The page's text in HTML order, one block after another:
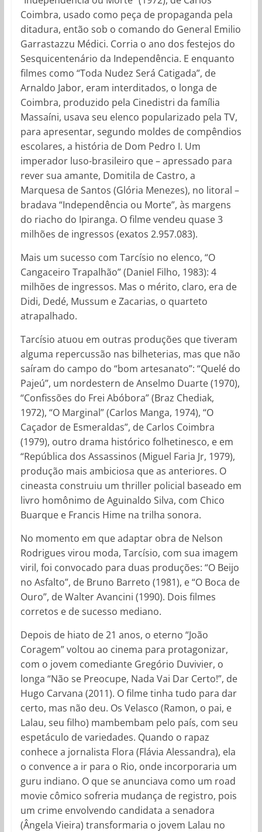
Coimbra, usado como peça de propaganda pela
ditadura, então sob o comando do General Emilio
Garrastazzu Médici. Corria o ano dos festejos do
Sesquicentenário da Independência. E enquanto
filmes como “Toda Nudez Será Catigada”, de
Arnaldo Jabor, eram interditados, o longa de
Coimbra, produzido pela Cinedistri da família
Massaíni, usava seu elenco popularizado pela TV,
para apresentar, segundo moldes de compêndios
escolares, a história de Dom Pedro I. Um
imperador luso-brasileiro que – apressado para
rever sua amante, Domitila de Castro, a
Marquesa de Santos (Glória Menezes), no litoral –
bradava “Independência ou Morte”, às margens
do riacho do Ipiranga. O filme vendeu quase 3
milhões de ingressos (exatos 2.957.083).
Mais um sucesso com Tarcísio no elenco, “O
Cangaceiro Trapalhão” (Daniel Filho, 1983): 4
milhões de ingressos. Mas o mérito, claro, era de
Didi, Dedé, Mussum e Zacarias, o quarteto
atrapalhado.
Tarcísio atuou em outras produções que tiveram
alguma repercussão nas bilheterias, mas que não
saíram do campo do “bom artesanato”: “Quelé do
Pajeú”, um nordestern de Anselmo Duarte (1970),
“Confissões do Frei Abóbora” (Braz Chediak,
1972), “O Marginal” (Carlos Manga, 1974), “O
Caçador de Esmeraldas”, de Carlos Coimbra
(1979), outro drama histórico folhetinesco, e em
“República dos Assassinos (Miguel Faria Jr, 1979),
produção mais ambiciosa que as anteriores. O
cineasta construiu um thriller policial baseado em
livro homônimo de Aguinaldo Silva, com Chico
Buarque e Francis Hime na trilha sonora.
No momento em que adaptar obra de Nelson
Rodrigues virou moda, Tarcísio, com sua imagem
viril, foi convocado para duas produções: “O Beijo
no Asfalto”, de Bruno Barreto (1981), e “O Boca de
Ouro”, de Walter Avancini (1990). Dois filmes
corretos e de sucesso mediano.
Depois de hiato de 21 anos, o eterno “João
Coragem” voltou ao cinema para protagonizar,
com o jovem comediante Gregório Duvivier, o
longa “Não se Preocupe, Nada Vai Dar Certo!”, de
Hugo Carvana (2011). O filme tinha tudo para dar
certo, mas não deu. Os Velasco (Ramon, o pai, e
Lalau, seu filho) mambembam pelo país, com seu
espetáculo de variedades. Quando o rapaz
conhece a jornalista Flora (Flávia Alessandra), ela
o convence a ir para o Rio, onde incorporaria um
guru indiano. O que se anunciava como um road
movie cômico sofreria mudança de registro, pois
um crime envolvendo candidata a senadora
(Ângela Vieira) transformaria o jovem Lalau no